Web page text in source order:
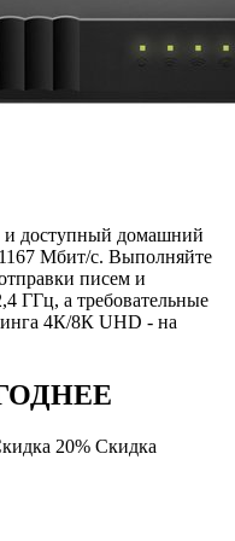
и доступный домашний
Мбит/с. Выполняйте
писем и
ГГц, а требовательные
4К/8К UHD - на
20% Скидка